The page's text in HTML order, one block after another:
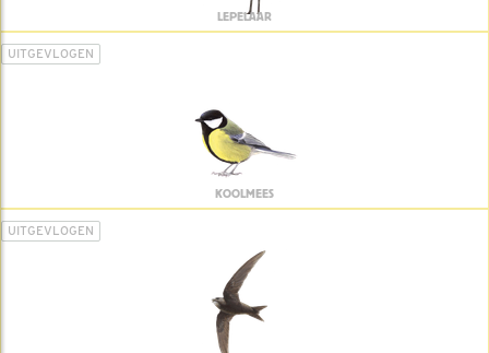
LEPELAAR
UITGEVLOGEN
KOOLMEES
UITGEVLOGEN